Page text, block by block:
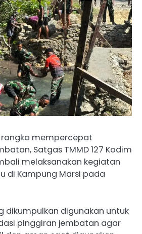
mempercepat
Satgas TMMD 127 Kodim
melaksanakan kegiatan
di Kampung Marsi pada
dikumpulkan digunakan untuk
pinggiran jembatan agar